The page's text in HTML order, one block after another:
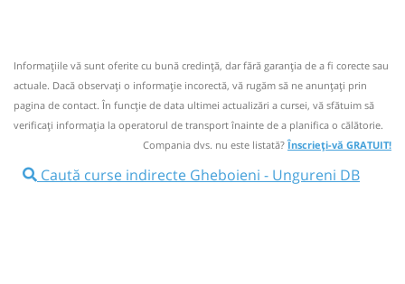
Nu a circulat?Semnalați aici
Pune poze din călătoria ta ⤣
13:05 Gheboieni Statie Gheboieni
Microbuz: * Campulung Muscel-Targoviste
Informaţiile vă sunt oferite cu bună credinţă, dar fără garanţia de a fi corecte sau
actuale. Dacă observați o informaţie incorectă, vă rugăm să ne anunțați prin
pagina de contact. În funcție de data ultimei actualizări a cursei, vă sfătuim să
verificaţi informaţia la operatorul de transport înainte de a planifica o călătorie.
Compania dvs. nu este listată?Înscrieți-vă GRATUIT!
Caută curse indirecte Gheboieni - Ungureni DB